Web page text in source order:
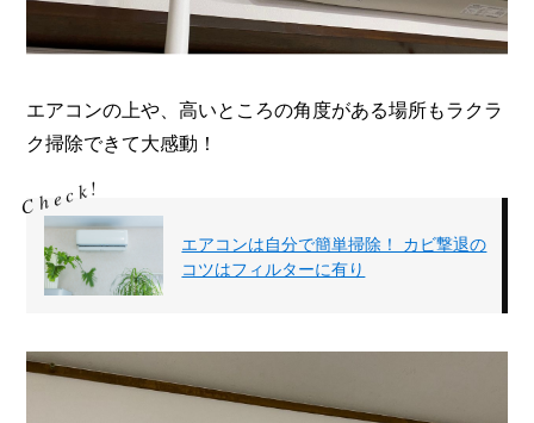
エアコンの上や、高いところの角度がある場所もラクラ
ク掃除できて大感動！
エアコンは自分で簡単掃除！ カビ撃退の
コツはフィルターに有り